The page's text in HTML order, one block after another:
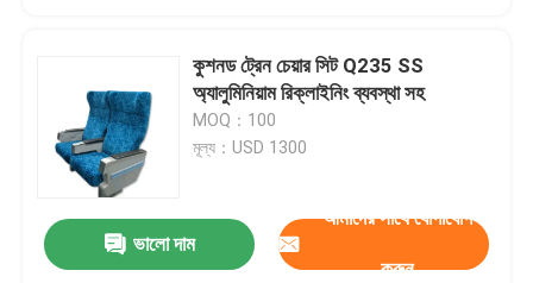
কুশনড ট্রেন চেয়ার সিট Q235 SS
অ্যালুমিনিয়াম রিক্লাইনিং ব্যবস্থা সহ
MOQ：100
মূল্য：USD 1300
ভালো দাম
আমাদের সাথে যোগাযোগ
করুন